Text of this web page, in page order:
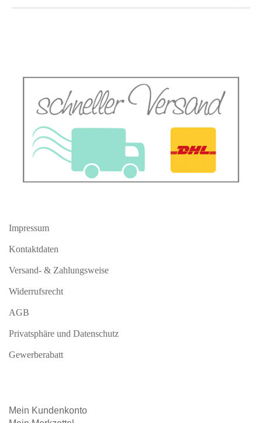
Impressum
Kontaktdaten
Versand- & Zahlungsweise
Widerrufsrecht
AGB
Privatsphäre und Datenschutz
Gewerberabatt
Mein Kundenkonto